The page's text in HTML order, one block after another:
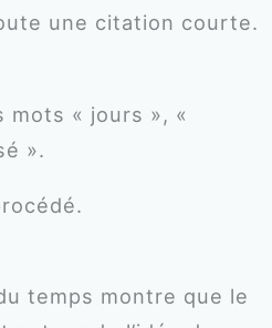
une citation courte.
mots « jours », «
».
temps montre que le